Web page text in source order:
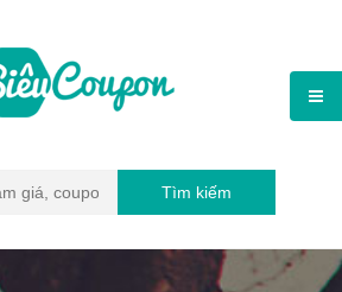
Tìm kiếm